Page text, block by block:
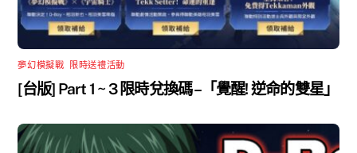
夢幻模擬戰 限時送禮活動
[台版] Part 1 ~ 3 限時兌換碼 –「覺醒! 逆命的雙星」